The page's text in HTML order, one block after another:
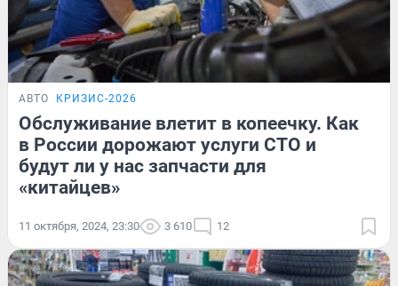
АВТО КРИЗИС-2026
Обслуживание влетит в копеечку. Как
в России дорожают услуги СТО и
будут ли у нас запчасти для
«китайцев»
11 октября, 2024, 23:30 3 610 12